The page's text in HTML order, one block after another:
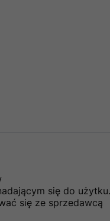
się do użytku.
się ze sprzedawcą